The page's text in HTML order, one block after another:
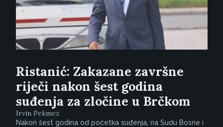
Ristanić: Zakazane završne
riječi nakon šest godina
suđenja za zločine u Brčkom
Irvin Pekmez
Nakon šest godina od početka suđenja, na Sudu Bosne i